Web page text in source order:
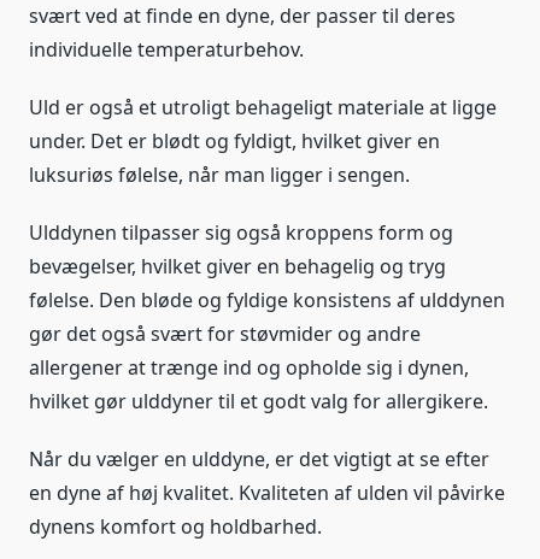
svært ved at finde en dyne, der passer til deres
individuelle temperaturbehov.
Uld er også et utroligt behageligt materiale at ligge
under. Det er blødt og fyldigt, hvilket giver en
luksuriøs følelse, når man ligger i sengen.
Ulddynen tilpasser sig også kroppens form og
bevægelser, hvilket giver en behagelig og tryg
følelse. Den bløde og fyldige konsistens af ulddynen
gør det også svært for støvmider og andre
allergener at trænge ind og opholde sig i dynen,
hvilket gør ulddyner til et godt valg for allergikere.
Når du vælger en ulddyne, er det vigtigt at se efter
en dyne af høj kvalitet. Kvaliteten af ulden vil påvirke
dynens komfort og holdbarhed.